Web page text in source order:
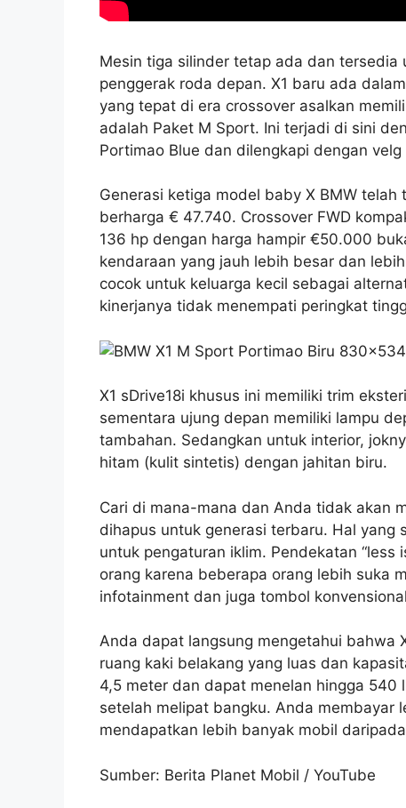
Mesin tiga silinder tetap ada dan tersedia
penggerak roda depan. X1 baru ada
yang tepat di era crossover asalkan
adalah Paket M Sport. Ini terjadi di sini
Portimao Blue dan dilengkapi dengan
Generasi ketiga model baby X BMW
berharga € 47.740. Crossover FWD
136 hp dengan harga hampir €50.000
kendaraan yang jauh lebih besar dan
cocok untuk keluarga kecil sebagai
kinerjanya tidak menempati peringkat
X1 sDrive18i khusus ini memiliki trim
sementara ujung depan memiliki lampu
tambahan. Sedangkan untuk interior,
hitam (kulit sintetis) dengan jahitan biru.
Cari di mana-mana dan Anda tidak akan
dihapus untuk generasi terbaru. Hal
untuk pengaturan iklim. Pendekatan
orang karena beberapa orang lebih suka
infotainment dan juga tombol
Anda dapat langsung mengetahui bahwa
ruang kaki belakang yang luas dan
4,5 meter dan dapat menelan hingga
setelah melipat bangku. Anda membayar
mendapatkan lebih banyak mobil
Sumber: Berita Planet Mobil / YouTube